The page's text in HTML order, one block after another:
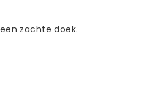
zachte doek.